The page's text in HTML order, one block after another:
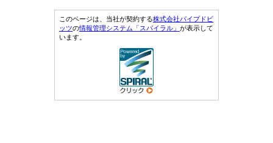
このページは、当社が契約する株式会社パイプドビ
ッツの情報管理システム「スパイラル」 が表示して
います。